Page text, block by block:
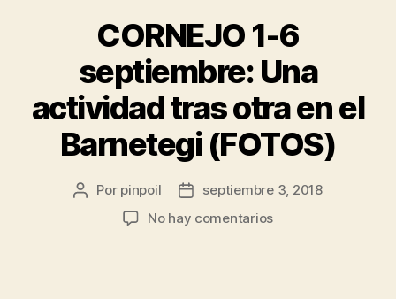
CORNEJO 1-6
septiembre: Una
actividad tras otra en el
Barnetegi (FOTOS)
Por pinpoil
septiembre 3, 2018
No hay comentarios